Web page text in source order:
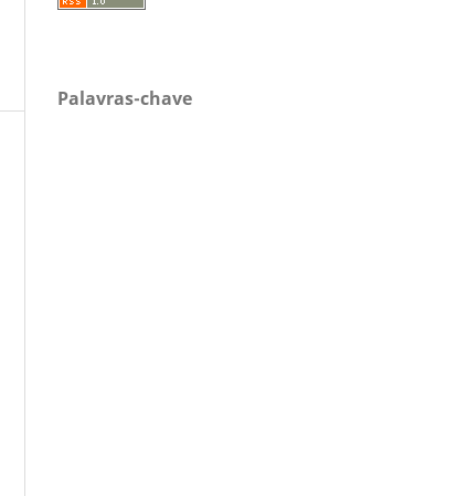
Palavras-chave